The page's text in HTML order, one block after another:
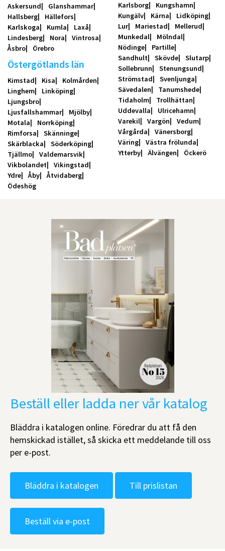
Askersund
Glanshammar
Hallsberg
Hällefors
Karlskoga
Kumla
Laxå
Lindesberg
Nora
Vintrosa
Åsbro
Örebro
Östergötlands län
Kimstad Kisa
Kolmården
Linghem
Linköping
Ljungsbro
Ljusfallshammar
Mjölby
Motala
Norrköping
Rimforsa
Skänninge
Skärblacka
Söderköping
Tjällmo
Valdemarsvik
Vikbolandet
Vikingstad
Ydre
Åby
Åtvidaberg
Ödeshög
Karlsborg
Kungshamn
Kungälv
Kärna
Lidköping
Lur
Mariestad
Mellerud
Munkedal
Mölndal
Nödinge
Partille
Sandhult
Skövde
Slutarp
Sollebrunn
Stenungsund
Strömstad
Svenljunga
Sävedalen
Tanumshede
Tidaholm
Trollhättan
Uddevalla
Ulricehamn
Varekil
Vargön
Vedum
Vårgårda
Vänersborg
Väring
Västra frölunda
Ytterby
Älvängen Öckerö
Beställ eller ladda ner vår katalog
Bläddra i katalogen online. Föredrar du att få den
hemskickad istället, så skicka ett meddelande till oss
per e-post.
Bläddra i katalogen Till prislistan
Beställ via e-post